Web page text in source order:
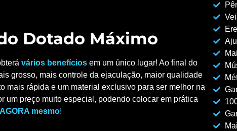
Dotado Máximo
vários benefíciosem um único lugar! Ao final do
grosso, mais controle da ejaculação, maior qualidade
mais rápida e um material exclusivo para ser melhor na
um preço muito especial, podendo colocar em prática
AGORA mesmo!